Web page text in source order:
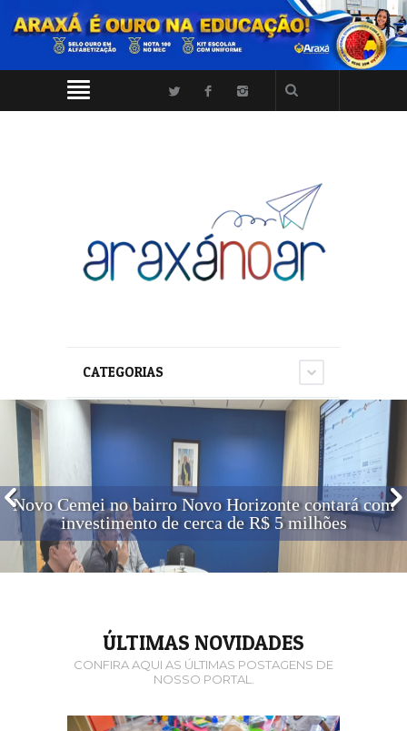
CATEGORIAS
Novo Cemei no bairro Novo Horizonte contará com
investimento de cerca de R$ 5 milhões
ÚLTIMAS NOVIDADES
CONFIRA AQUI AS ÚLTIMAS POSTAGENS DE
NOSSO PORTAL.